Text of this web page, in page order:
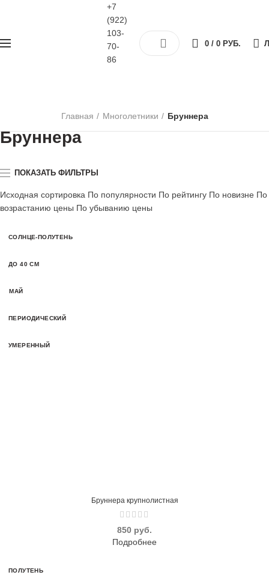
+7
(922)
103-
70-
86
0 / 0 РУБ.
Главная Многолетники Бруннера
Бруннера
ПОКАЗАТЬ ФИЛЬТРЫ
Исходная сортировка По популярности По рейтингу По новизне По
возрастанию цены По убыванию цены
СОЛНЦЕ-ПОЛУТЕНЬ
ДО 40 СМ
МАЙ
ПЕРИОДИЧЕСКИЙ
УМЕРЕННЫЙ
Бруннера крупнолистная
руб.
Подробнее
ПОЛУТЕНЬ